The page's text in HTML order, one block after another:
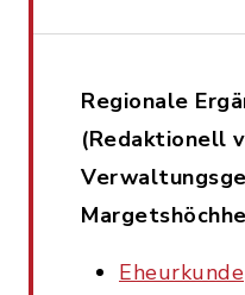
Regionale
(Redaktionell
Eheurkunde